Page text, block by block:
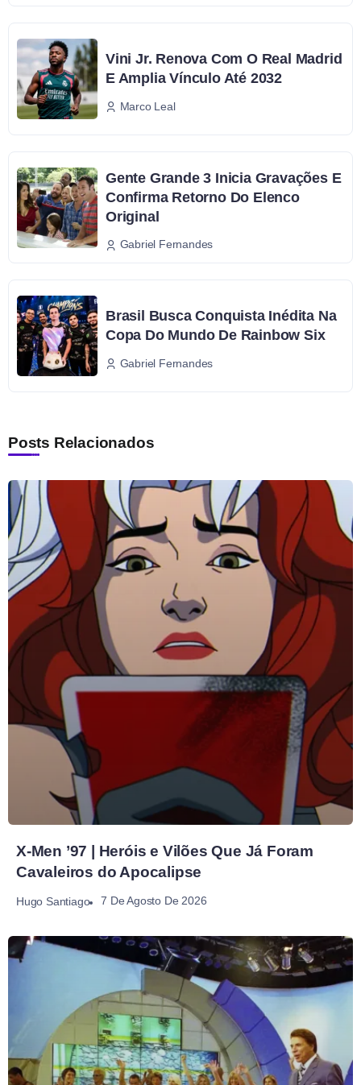
Vini Jr. Renova Com O Real Madrid
E Amplia Vínculo Até 2032
Marco Leal
Gente Grande 3 Inicia Gravações E
Confirma Retorno Do Elenco
Original
Gabriel Fernandes
Brasil Busca Conquista Inédita Na
Copa Do Mundo De Rainbow Six
Gabriel Fernandes
Posts Relacionados
X-Men ’97 | Heróis e Vilões Que Já Foram
Cavaleiros do Apocalipse
Hugo Santiago 7 De Agosto De 2026